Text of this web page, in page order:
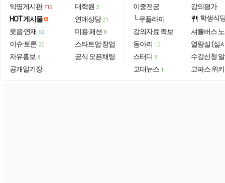
익명게시판 719
HOT 게시물
웃음·연재 62
이슈·토론 20
자유홍보 8
공개일기장
대학원 2
연애상담 21
미용·패션 8
스타트업·창업
공식 오픈채팅
이중전공
└ 쿠플라이
강의자료·족보
동아리 10
스터디 3
고대뉴스 1
강의평가
restaurant 학생식
셔틀버스
열람실 (실
수강신청
고파스 위키